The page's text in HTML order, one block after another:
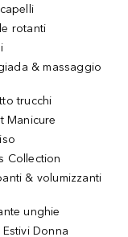
rotanti
& massaggio
trucchi
Manicure
Collection
& volumizzanti
unghie
Donna